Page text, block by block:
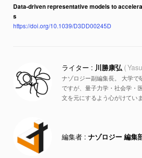
Data-driven representative models to
s
https://doi.org/10.1039/D3DD00245D
川勝康弘
ナゾロジー副編集長。 大学
ですが、量子力学・社会学・
文を元にするよう心がけてい
ナゾロジー 編集